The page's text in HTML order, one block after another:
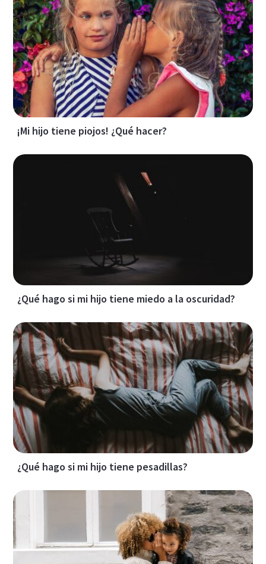
¡Mi hijo tiene piojos! ¿Qué hacer?
¿Qué hago si mi hijo tiene miedo a la oscuridad?
¿Qué hago si mi hijo tiene pesadillas?